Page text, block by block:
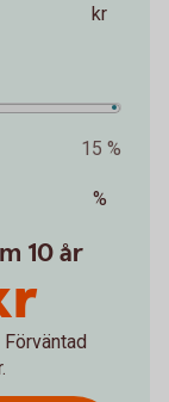
kr
15 %
%
10 år
Förväntad